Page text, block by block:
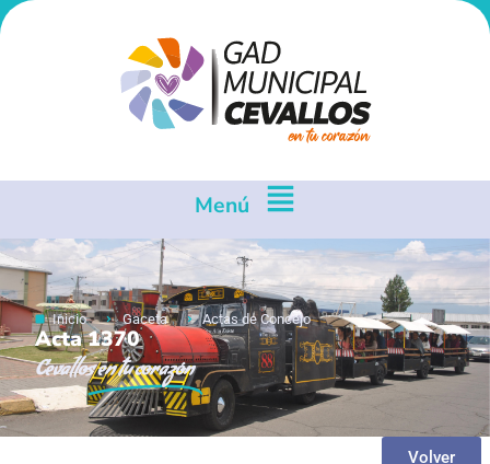
Menú
Inicio Gaceta Actas de Concejo
Acta 1370
Cevallosen tu corazón
Volver